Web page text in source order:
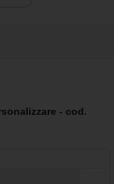
- cod.